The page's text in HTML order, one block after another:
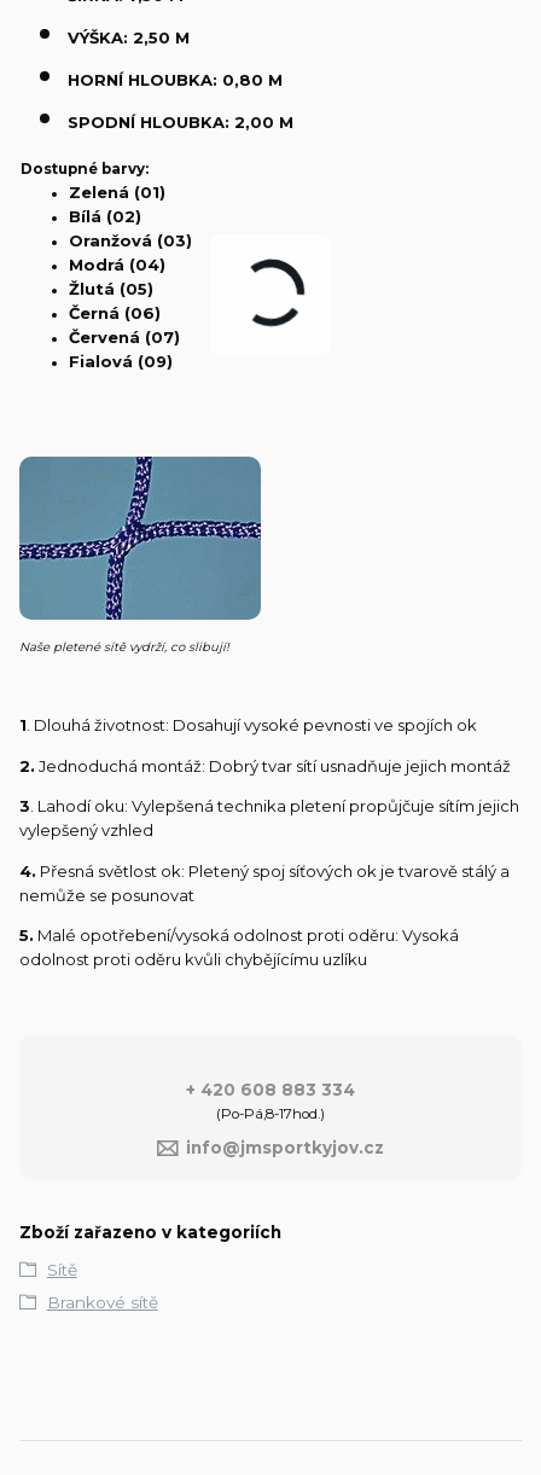
VÝŠKA: 2,50 M
HORNÍ HLOUBKA: 0,80 M
SPODNÍ HLOUBKA: 2,00 M
Dostupné barvy:
Zelená (01)
Bílá (02)
Oranžová (03)
Modrá (04)
Žlutá (05)
Černá (06)
Červená (07)
Fialová (09)
Naše pletené sítě vydrží, co slibují!
1 . Dlouhá životnost: Dosahují vysoké pevnosti ve spojích ok
2. Jednoduchá montáž: Dobrý tvar sítí usnadňuje jejich montáž
3 . Lahodí oku: Vylepšená technika pletení propůjčuje sítím jejich
vylepšený vzhled
4. Přesná světlost ok: Pletený spoj síťových ok je tvarově stálý a
nemůže se posunovat
5. Malé opotřebení/vysoká odolnost proti oděru: Vysoká
odolnost proti oděru kvůli chybějícímu uzlíku
+ 420 608 883 334
(Po-Pá,8-17hod.)
info@jmsportkyjov.cz
Zboží zařazeno v kategoriích
Sítě
Brankové sítě